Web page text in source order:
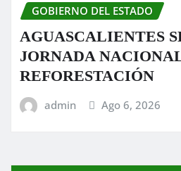
GOBIERNO DEL ESTADO
AGUASCALIENTES
JORNADA
REFORESTACIÓN
admin Ago 6, 2026